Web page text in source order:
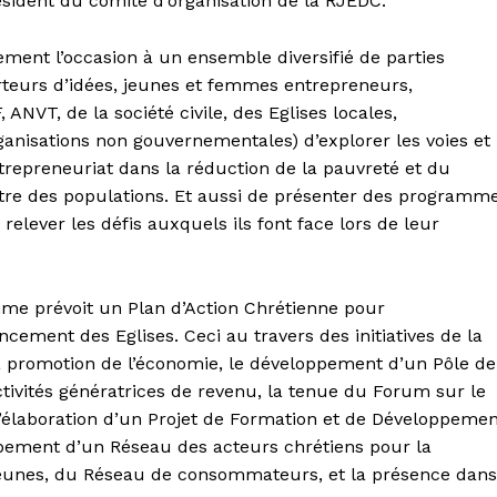
l’occasion à un ensemble diversifié de parties
d’idées, jeunes et femmes entrepreneurs,
ANVT, de la société civile, des Eglises locales,
non gouvernementales) d’explorer les voies et
dans la réduction de la pauvreté et du
des populations. Et aussi de présenter des
les défis auxquels ils font face lors de leur
prévoit un Plan d’Action Chrétienne pour
des Eglises. Ceci au travers des initiatives de la
de l’économie, le développement d’un Pôle de
génératrices de revenu, la tenue du Forum sur le
d’un Projet de Formation et de
d’un Réseau des acteurs chrétiens pour la
du Réseau de consommateurs, et la présence dans